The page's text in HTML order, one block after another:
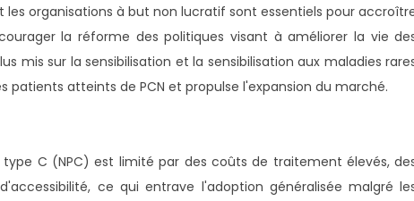
organisations à but non lucratif sont essentiels pour
la réforme des politiques visant à améliorer la vie
mis sur la sensibilisation et la sensibilisation aux maladies
patients atteints de PCN et propulse l'expansion du marché.
C (NPC) est limité par des coûts de traitement élevés,
ce qui entrave l'adoption généralisée malgré